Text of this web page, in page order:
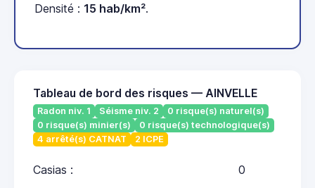
Densité : 15 hab/km².
Tableau de bord des risques — AINVELLE
Radon niv. 1 Séisme niv. 2
0 risque(s) naturel(s)
0 risque(s) minier(s)
0 risque(s) technologique(s)
4 arrêté(s) CATNAT
2 ICPE
Casias : 0